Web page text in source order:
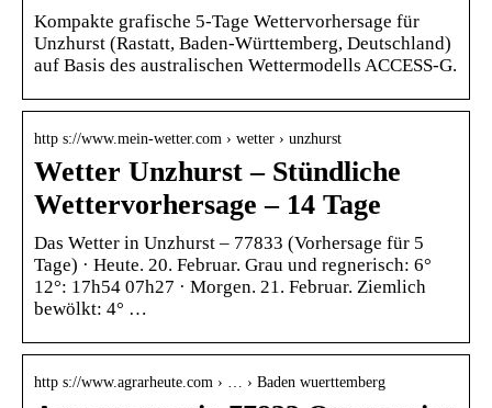
Kompakte grafische 5-Tage Wettervorhersage für
Unzhurst (Rastatt, Baden-Württemberg, Deutschland)
auf Basis des australischen Wettermodells ACCESS-G.
http s://www.mein-wetter.com › wetter › unzhurst
Wetter Unzhurst – Stündliche
Wettervorhersage – 14 Tage
Das Wetter in Unzhurst – 77833 (Vorhersage für 5
Tage) · Heute. 20. Februar. Grau und regnerisch: 6°
12°: 17h54 07h27 · Morgen. 21. Februar. Ziemlich
bewölkt: 4° …
http s://www.agrarheute.com › … › Baden wuerttemberg